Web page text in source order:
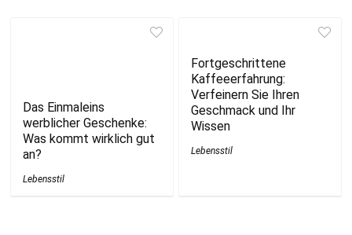
Das Einmaleins
werblicher Geschenke:
Was kommt wirklich gut
an?
Lebensstil
Fortgeschrittene
Kaffeeerfahrung:
Verfeinern Sie Ihren
Geschmack und Ihr
Wissen
Lebensstil